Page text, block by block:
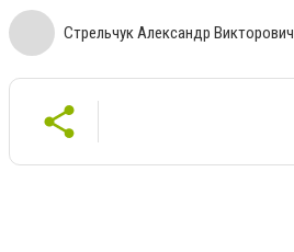
Стрельчук Александр Викторович